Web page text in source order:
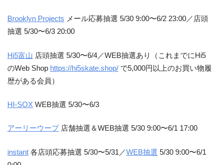
Brooklyn Projects メール応募抽選 5/30 9:00〜6/2 23:00／店頭
抽選 5/30〜6/3 20:00
Hi5富山 店頭抽選 5/30〜6/4／WEB抽選あり（これまでにHi5
のWeb Shop https://hi5skate.shop/ で5,000円以上のお買い物履
歴がある会員）
HI-SOX WEB抽選 5/30〜6/3
アーリーウープ店舗抽選＆WEB抽選 5/30 9:00〜6/1 17:00
instant 各店頭応募抽選 5/30〜5/31／WEB抽選 5/30 9:00〜6/1